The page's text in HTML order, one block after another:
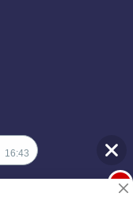
16:43
1